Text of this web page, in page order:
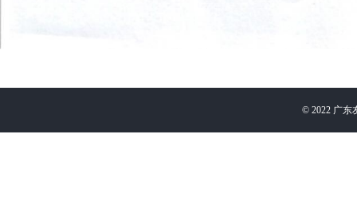
© 2022 广东